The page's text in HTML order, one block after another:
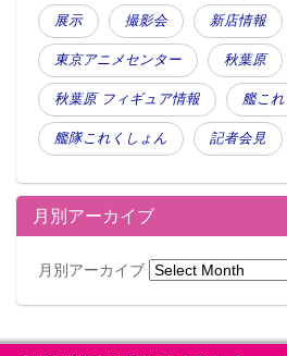
展示 撮影会 新店情報
東京アニメセンター 秋葉原
秋葉原 フィギュア情報 艦これ
艦隊これくしょん 記者会見
月別アーカイブ
月別アーカイブ